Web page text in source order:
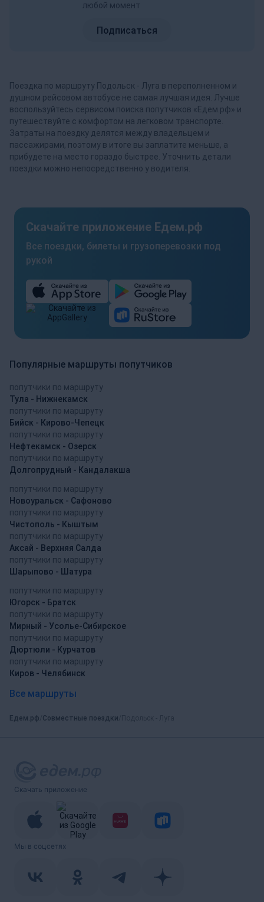
любой момент
Подписаться
Поездка по маршруту Подольск - Луга в переполненном и
душном рейсовом автобусе не самая лучшая идея. Лучше
воспользуйтесь сервисом поиска попутчиков «Едем.рф» и
путешествуйте с комфортом на легковом транспорте.
Затраты на поездку делятся между владельцем и
пассажирами, поэтому в итоге вы заплатите меньше, а
прибудете на место гораздо быстрее. Уточнить детали
поездки можно непосредственно у водителя.
Скачайте приложение Едем.рф
Все поездки, билеты и грузоперевозки под
рукой
Популярные маршруты попутчиков
попутчики по маршруту
Тула - Нижнекамск
попутчики по маршруту
Бийск - Кирово-Чепецк
попутчики по маршруту
Нефтекамск - Озерск
попутчики по маршруту
Долгопрудный - Кандалакша
попутчики по маршруту
Новоуральск - Сафоново
попутчики по маршруту
Чистополь - Кыштым
попутчики по маршруту
Аксай - Верхняя Салда
попутчики по маршруту
Шарыпово - Шатура
попутчики по маршруту
Югорск - Братск
попутчики по маршруту
Мирный - Усолье-Сибирское
попутчики по маршруту
Дюртюли - Курчатов
попутчики по маршруту
Киров - Челябинск
Все маршруты
Едем.рф Совместные поездки
Скачать приложение
Мы в соцсетях